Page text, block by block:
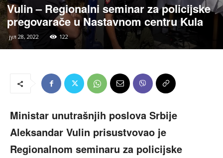
Vulin – Regionalni seminar za policijske
pregovarače u Nastavnom centru Kula
јул 28, 2022 122
Ministar unutrašnjih poslova Srbije
Aleksandar Vulin prisustvovao je
Regionalnom seminaru za policijske